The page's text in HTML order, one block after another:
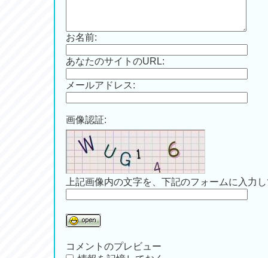
お名前:
あなたのサイトのURL:
メールアドレス:
画像認証:
上記画像内の文字を、下記のフォームに入力
コメントのプレビュー